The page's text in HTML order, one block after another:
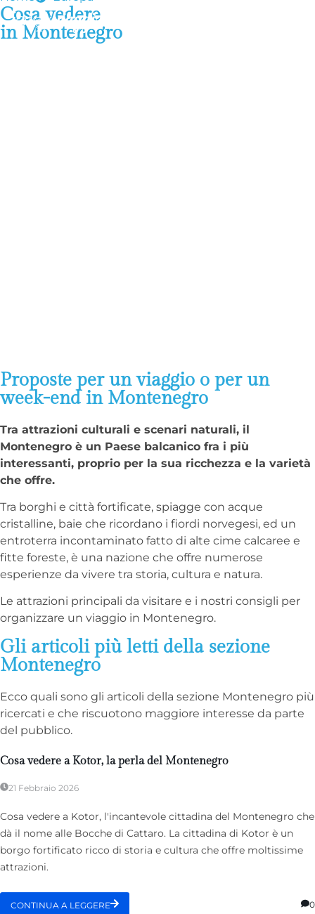
Cosa vedere
in Montenegro
Proposte per un viaggio o per un
week-end in Montenegro
Tra attrazioni culturali e scenari naturali, il
Montenegro è un Paese balcanico fra i più
interessanti, proprio per la sua ricchezza e la varietà
che offre.
Tra borghi e città fortificate, spiagge con acque
cristalline, baie che ricordano i fiordi norvegesi, ed un
entroterra incontaminato fatto di alte cime calcaree e
fitte foreste, è una nazione che offre numerose
esperienze da vivere tra storia, cultura e natura.
Le attrazioni principali da visitare e i nostri consigli per
organizzare un viaggio in Montenegro.
Gli articoli più letti della sezione
Montenegro
Ecco quali sono gli articoli della sezione Montenegro più
ricercati e che riscuotono maggiore interesse da parte
del pubblico.
Cosa vedere a Kotor, la perla del Montenegro
21 Febbraio 2026
Cosa vedere a Kotor, l'incantevole cittadina del Montenegro che
dà il nome alle Bocche di Cattaro. La cittadina di Kotor è un
borgo fortificato ricco di storia e cultura che offre moltissime
attrazioni.
CONTINUA A LEGGERE 0